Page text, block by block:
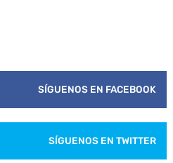
SÍGUENOS EN FACEBOOK
SÍGUENOS EN TWITTER